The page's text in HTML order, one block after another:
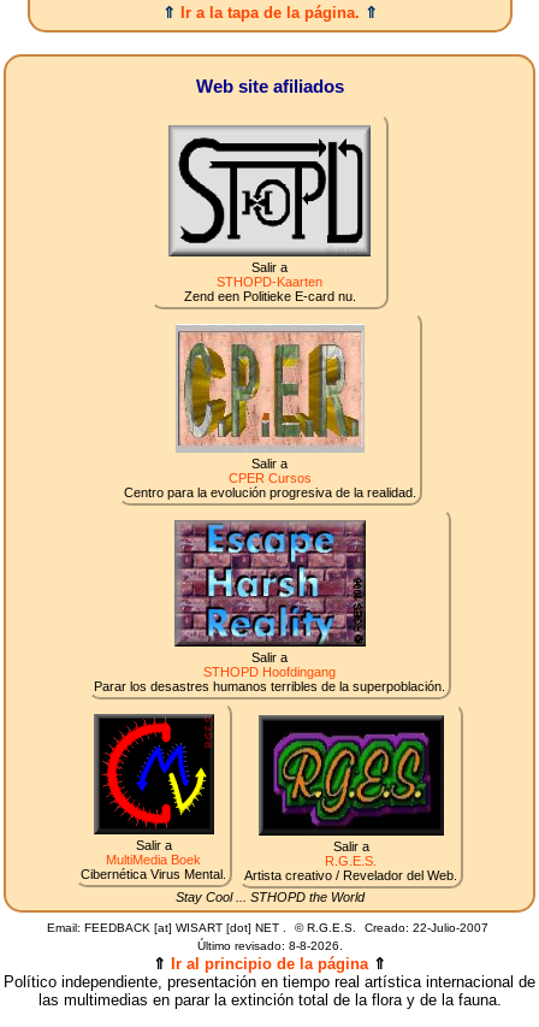
⇑
Ir a la tapa de la página. ⇑
Web site afiliados
Salir a
STHOPD-Kaarten
Zend een Politieke E-card nu.
Salir a
CPER Cursos
Centro para la evolución progresiva de la realidad.
Salir a
STHOPD Hoofdingang
Parar los desastres humanos terribles de la superpoblación.
Salir a
MultiMedia Boek
Cibernética Virus Mental.
Salir a
R.G.E.S.
Artista creativo / Revelador del Web.
Stay Cool ... STHOPD the World
Email: FEEDBACK [at] WISART [dot] NET . ©R.G.E.S.
Creado: 22-Julio-2007
Último revisado: 8-8-2026.
⇑ Ir al principio de la página⇑
Político independiente, presentación en tiempo real artística internacional de
las multimedias en parar la extinción total de la flora y de la fauna.